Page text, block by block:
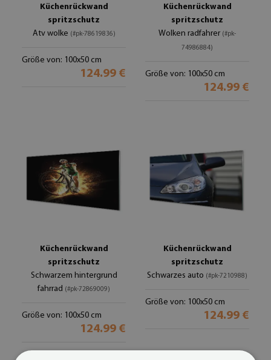
Küchenrückwand
spritzschutz
Atv wolke (#pk-78619836)
Größe von: 100x50 cm
124.99 €
Küchenrückwand
spritzschutz
Wolken radfahrer (#pk-
74986884)
Größe von: 100x50 cm
124.99 €
Küchenrückwand
spritzschutz
Schwarzem hintergrund
fahrrad (#pk-72869009)
Größe von: 100x50 cm
124.99 €
Küchenrückwand
spritzschutz
Schwarzes auto (#pk-7210988)
Größe von: 100x50 cm
124.99 €